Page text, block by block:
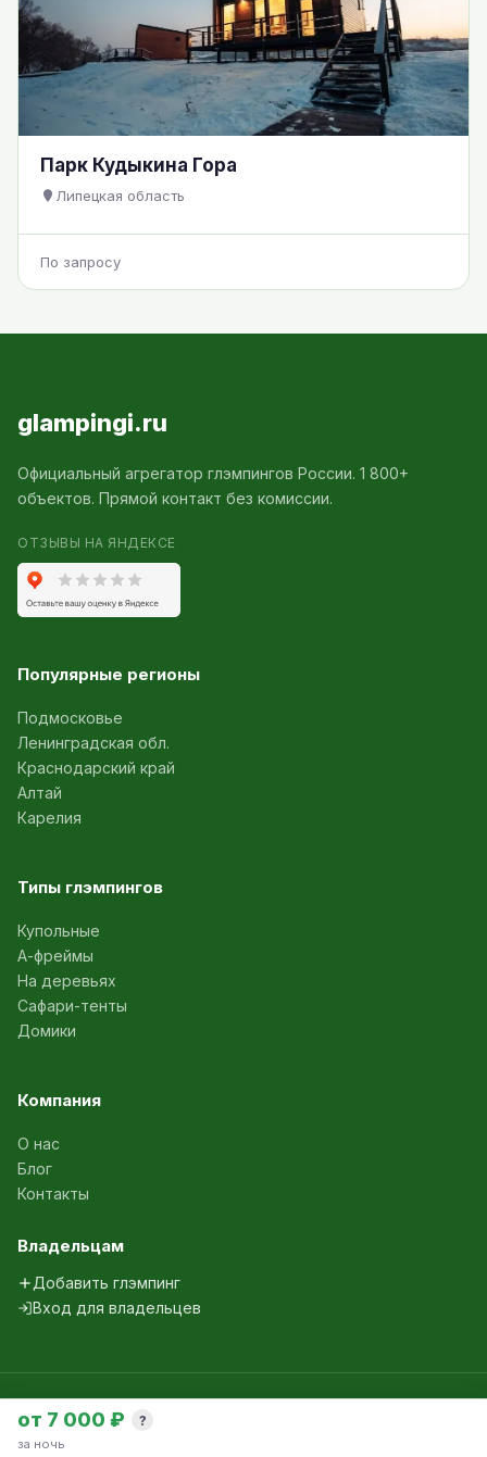
от 7 000 ₽ ?
за ночь
Парк Кудыкина Гора
Липецкая область
По запросу
glampingi.ru
Официальный агрегатор глэмпингов России. 1 800+
объектов. Прямой контакт без комиссии.
ОТЗЫВЫ НА ЯНДЕКСЕ
Популярные регионы
Подмосковье
Ленинградская обл.
Краснодарский край
Алтай
Карелия
Типы глэмпингов
Купольные
А-фреймы
На деревьях
Сафари-тенты
Домики
Компания
О нас
Блог
Контакты
Владельцам
Добавить глэмпинг
Вход для владельцев
Политика конфиденциальности